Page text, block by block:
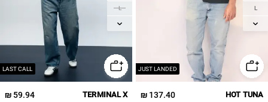
JUST LANDED
L
XL
137.40 ₪ HOT TUNA
LAST CALL
L
XL
59.94 ₪ TERMINAL X